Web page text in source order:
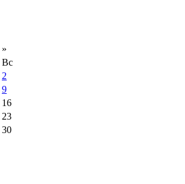
»
Вс
2
9
16
23
30